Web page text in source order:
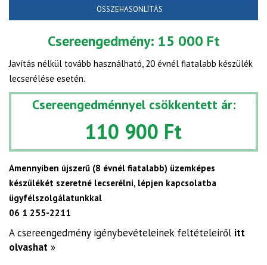
ÖSSZEHASONLÍTÁS
Csereengedmény: 15 000 Ft
Javítás nélkül tovább használható, 20 évnél fiatalabb készülék
lecserélése esetén.
Csereengedménnyel csökkentett ár:
110 900 Ft
Amennyiben újszerű (8 évnél fiatalabb) üzemképes
készülékét szeretné lecserélni, lépjen kapcsolatba
ügyfélszolgálatunkkal
06 1 255-2211
A csereengedmény igénybevételeinek feltételeiről itt
olvashat »